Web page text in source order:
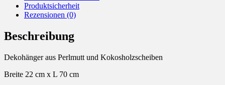
Produktsicherheit
Rezensionen (0)
Beschreibung
Dekohänger aus Perlmutt und Kokosholzscheiben
Breite 22 cm x L 70 cm